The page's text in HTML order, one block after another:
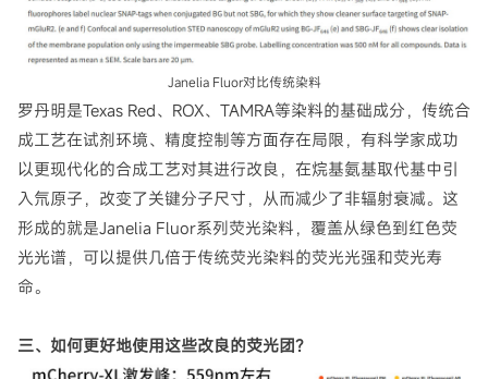
Janelia Fluor对比传统染料
罗丹明是Texas Red、ROX、TAMRA等染料的基础成分，传统合
成工艺在试剂环境、精度控制等方面存在局限，有科学家成功
以更现代化的合成工艺对其进行改良，在烷基氨基取代基中引
入氘原子，改变了关键分子尺寸，从而减少了非辐射衰减。这
形成的就是Janelia Fluor系列荧光染料，覆盖从绿色到红色荧
光光谱，可以提供几倍于传统荧光染料的荧光光强和荧光寿
命。
三、如何更好地使用这些改良的荧光团？